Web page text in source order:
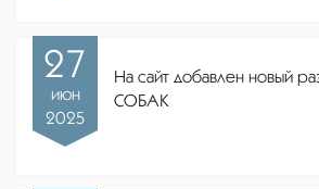
27
июн
2025
На сайт добавлен новый
СОБАК